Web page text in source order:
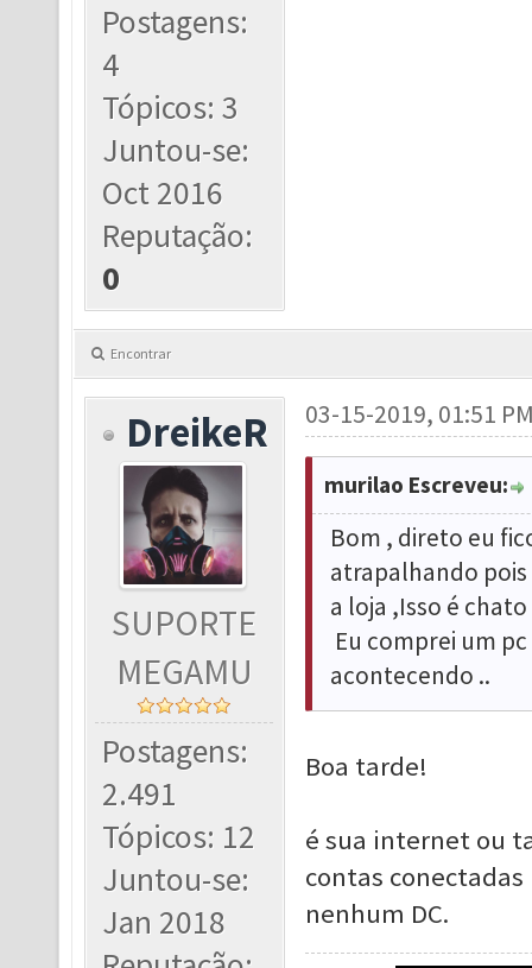
Postagens:
4
Tópicos: 3
Juntou-se:
Oct 2016
Reputação:
0
Encontrar
DreikeR
SUPORTE
MEGAMU
Postagens:
2.491
Tópicos: 12
Juntou-se:
Jan 2018
03-15-2019, 01:51
murilao Escreveu:
Bom , direto eu
atrapalhando
a loja ,Isso é
Eu comprei um
acontecendo ..
Boa tarde!
é sua internet ou
contas
nenhum DC.